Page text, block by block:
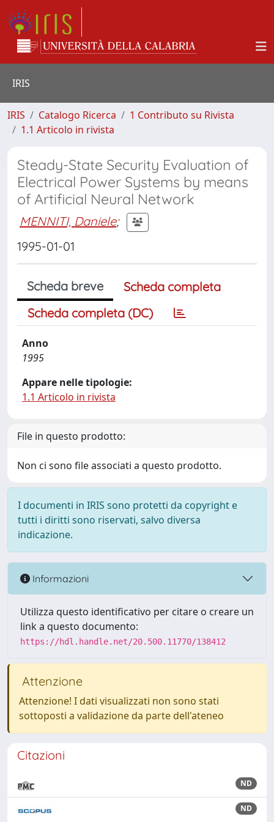
IRIS
IRIS Catalogo Ricerca
1 Contributo su Rivista
1.1 Articolo in rivista
Steady-State Security Evaluation of
Electrical Power Systems by means
of Artificial Neural Network
MENNITI, Daniele;
1995-01-01
Scheda breve
Scheda completa
Scheda completa (DC)
Anno
1995
Appare nelle tipologie:
1.1 Articolo in rivista
File in questo prodotto:
Non ci sono file associati a questo prodotto.
I documenti in IRIS sono protetti da copyright e
tutti i diritti sono riservati, salvo diversa
indicazione.
Informazioni
Utilizza questo identificativo per citare o creare un
link a questo documento:
https://hdl.handle.net/20.500.11770/138412
Attenzione
Attenzione! I dati visualizzati non sono stati
sottoposti a validazione da parte dell'ateneo
Citazioni
ND
ND